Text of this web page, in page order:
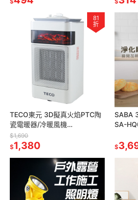
81
折
TECO東元 3D擬真火焰PTC陶
瓷電暖器/冷暖風機
XYFYN4001CBW
$1,690
$1,380
SABA
SA-
$